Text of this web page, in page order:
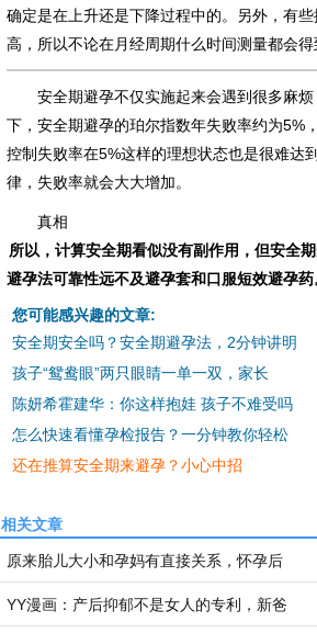
确定是在上升还是下降过程中的。另外，有
高，所以不论在月经周期什么时间测量都会得
安全期避孕不仅实施起来会遇到很多麻
下，安全期避孕的珀尔指数年失败率约为5%
控制失败率在5%这样的理想状态也是很难达
律，失败率就会大大增加。
真相
所以，计算安全期看似没有副作用，但安全
避孕法可靠性远不及避孕套和口服短效避孕
您可能感兴趣的文章:
安全期安全吗？安全期避孕法，2分钟讲明
孩子“鸳鸯眼”两只眼睛一单一双，家长
陈妍希霍建华：你这样抱娃 孩子不难受吗
怎么快速看懂孕检报告？一分钟教你轻松
还在推算安全期来避孕？小心中招
相关文章
原来胎儿大小和孕妈有直接关系，怀孕后
YY漫画：产后抑郁不是女人的专利，新爸